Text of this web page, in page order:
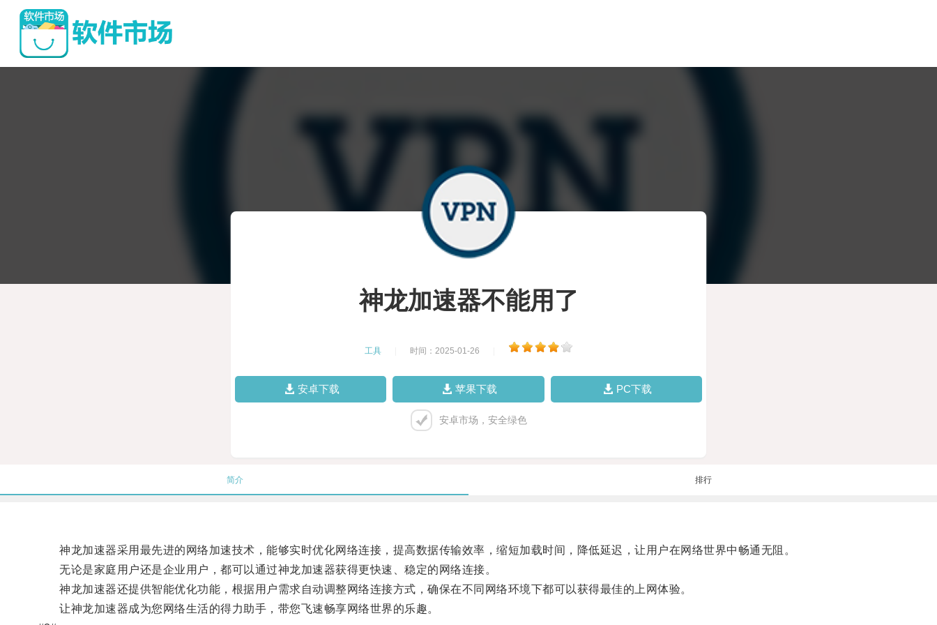
神龙加速器不能用了
工具 时间：2025-01-26
安卓下载 苹果下载 PC下载
安卓市场，安全绿色
简介 排行
神龙加速器采用最先进的网络加速技术，能够实时优化网络连接，提高数据传输效率，缩短加载时间，降低延迟，让用户在网络世界中畅通无阻。
无论是家庭用户还是企业用户，都可以通过神龙加速器获得更快速、稳定的网络连接。
神龙加速器还提供智能优化功能，根据用户需求自动调整网络连接方式，确保在不同网络环境下都可以获得最佳的上网体验。
让神龙加速器成为您网络生活的得力助手，带您飞速畅享网络世界的乐趣。